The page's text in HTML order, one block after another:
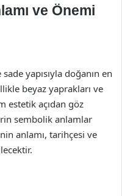
ve Önemi
yapısıyla doğanın en
beyaz yaprakları ve
estetik açıdan göz
sembolik anlamlar
anlamı, tarihçesi ve